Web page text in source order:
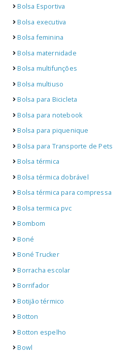
Bolsa Esportiva
Bolsa executiva
Bolsa feminina
Bolsa maternidade
Bolsa multifunções
Bolsa multiuso
Bolsa para Bicicleta
Bolsa para notebook
Bolsa para piquenique
Bolsa para Transporte de Pets
Bolsa térmica
Bolsa térmica dobrável
Bolsa térmica para compressa
Bolsa termica pvc
Bombom
Boné
Boné Trucker
Borracha escolar
Borrifador
Botijão térmico
Botton
Botton espelho
Bowl